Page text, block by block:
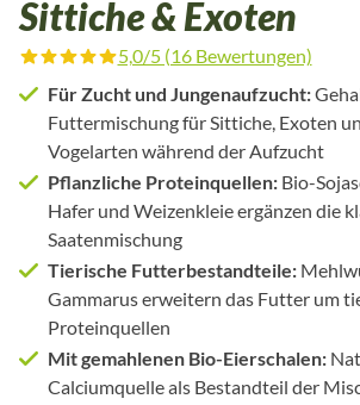
Sittiche & Exoten
Durchschnittliche Bewertung von 5 von 5 Sternen
5,0/5 (16 Bewertungen)
Für Zucht und Jungenaufzucht:
Futtermischung für Sittiche, Exoten
Vogelarten während der Aufzucht
Pflanzliche Proteinquellen: Bio-
Hafer und Weizenkleie ergänzen die
Saatenmischung
Tierische Futterbestandteile:
Gammarus erweitern das Futter um
Proteinquellen
Mit gemahlenen Bio-Eierschalen:
Calciumquelle als Bestandteil der